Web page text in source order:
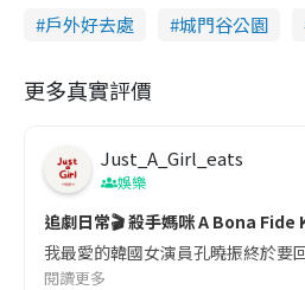
戶外好去處
城門谷公園
更多真實評價
Just_A_Girl_eats
娛樂
追劇日常🎬 殺手媽咪 A Bona Fide
我最愛的韓國女演員孔曉振終於要
閱讀更多